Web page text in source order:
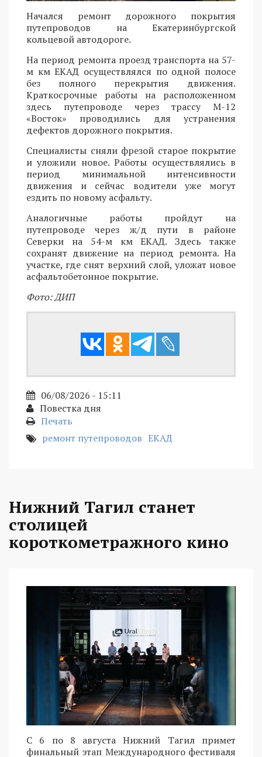
Начался ремонт дорожного покрытия
путепроводов на Екатеринбургской
кольцевой автодороге.
На период ремонта проезд транспорта на 57-
м км ЕКАД осуществлялся по одной полосе
без полного перекрытия движения.
Краткосрочные работы на расположенном
здесь путепроводе через трассу М-12
«Восток» проводились для устранения
дефектов дорожного покрытия.
Специалисты сняли фрезой старое покрытие
и уложили новое. Работы осуществлялись в
период минимальной интенсивности
движения и сейчас водители уже могут
ездить по новому асфальту.
Аналогичные работы пройдут на
путепроводе через ж/д пути в районе
Северки на 54-м км ЕКАД. Здесь также
сохранят движение на период ремонта. На
участке, где снят верхний слой, уложат новое
асфальтобетонное покрытие.
Фото: ДИП
06/08/2026 - 15:11
Повестка дня
Печать
ремонт путепроводов ЕКАД
Нижний Тагил станет
столицей
короткометражного кино
С 6 по 8 августа Нижний Тагил примет
финальный этап Международного фестиваля